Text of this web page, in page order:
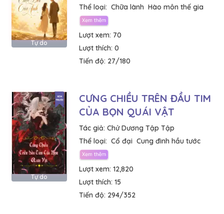
Tự do
Thể loại: Chữa lành Hào môn thế gia
Lượt xem: 70
Lượt thích: 0
Tiến độ: 27/180
Tự do
CƯNG CHIỀU TRÊN ĐẦU TIM
CỦA BỌN QUÁI VẬT
Tác giả: Chử Dương Tập Tập
Thể loại: Cổ đại Cung đình hầu tước
Lượt xem: 12,820
Lượt thích: 15
Tiến độ: 294/352